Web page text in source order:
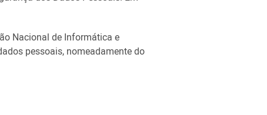
Nacional de Informática e
pessoais, nomeadamente do